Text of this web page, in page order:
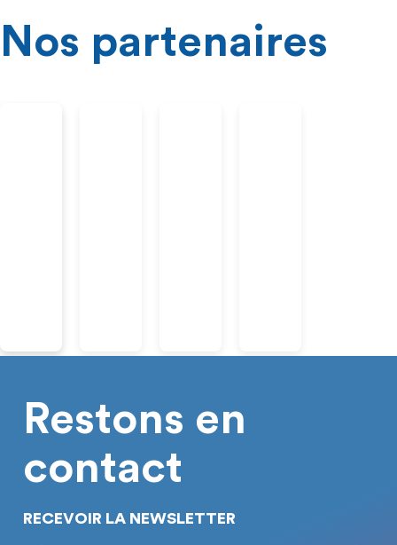
Nos partenaires
Restons en
contact
RECEVOIR LA NEWSLETTER